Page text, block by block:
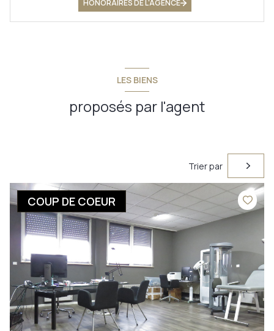
HONORAIRES DE L'AGENCE
LES BIENS
proposés par l'agent
Trier par
COUP DE COEUR